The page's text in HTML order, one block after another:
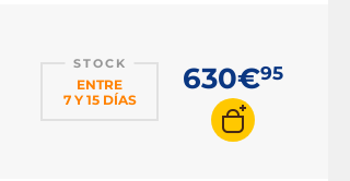
STOCK
ENTRE
7 Y 15 DÍAS
630€95